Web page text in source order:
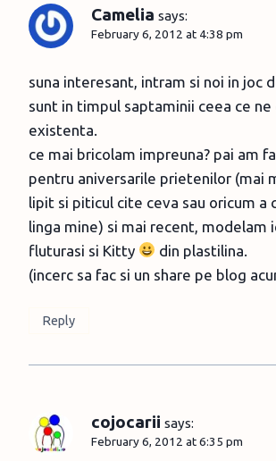
Camelia says:
February 6, 2012 at 4:38 pm
suna interesant, intram si noi in joc
sunt in timpul saptaminii ceea ce ne
existenta.
ce mai bricolam impreuna? pai am
pentru aniversarile prietenilor (mai
lipit si piticul cite ceva sau oricum a
linga mine) si mai recent, modelam
fluturasi si Kitty
din plastilina.
(incerc sa fac si un share pe blog
Reply
cojocarii says:
February 6, 2012 at 6:35 pm